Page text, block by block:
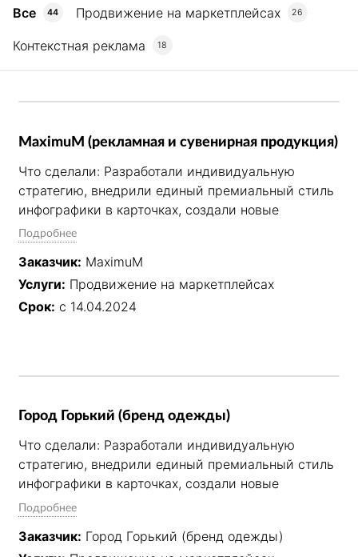
Все 44 Продвижение на маркетплейсах 26
Контекстная реклама 18
MaximuM (рекламная и сувенирная продукция)
Что сделали: Разработали индивидуальную
стратегию, внедрили единый премиальный стиль
инфографики в карточках, создали новые
товарные позиции. Полностью взяли на себя SEO-
оптимизацию, управление внутренней рекламой,
контроль цен и юнит-экономики, работу с
отзывами, поставками и техподдержкой.
управление рекламными кампаниями и
Подробнее
Заказчик: MaximuM
Услуги: Продвижение на маркетплейсах
Срок: с 14.04.2024
Город Горький (бренд одежды)
Что сделали: Разработали индивидуальную
стратегию, внедрили единый премиальный стиль
инфографики в карточках, создали новые
товарные позиции. Полностью взяли на себя SEO-
оптимизацию, управление внутренней рекламой,
контроль цен и юнит-экономики, работу с
Подробнее
Заказчик: Город Горький (бренд одежды)